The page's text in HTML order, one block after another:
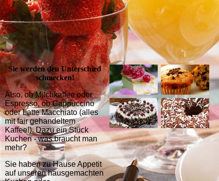
Sie werden den Unterschied
schmecken!
Also, ob Milchkaffee oder
Espresso, ob Cappuccino
oder Latte Macchiato (alles
mit fair gehandeltem
Kaffee!). Dazu ein Stück
Kuchen - was braucht man
mehr?
Sie haben zu Hause Appetit
auf unseren haus­gemachten